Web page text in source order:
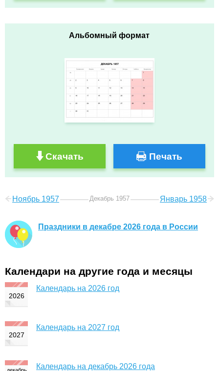
Альбомный формат
Скачать Печать
Ноябрь 1957 Декабрь 1957 Январь 1958
Праздники в декабре 2026 года в России
Календари на другие года и месяцы
Календарь на 2026 год
Календарь на 2027 год
Календарь на декабрь 2026 года